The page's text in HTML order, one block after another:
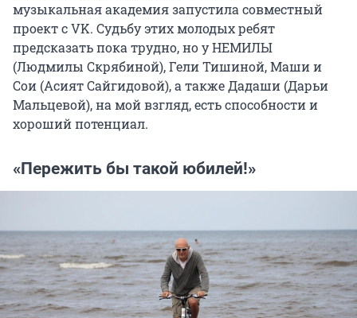
музыкальная академия запустила совместный
проект с VK. Судьбу этих молодых ребят
предсказать пока трудно, но у НЕМИЛЫ
(Людмилы Скрябиной), Гели Тишиной, Маши и
Сои (Асият Сайгидовой), а также Дадаши (Дарьи
Мальцевой), на мой взгляд, есть способности и
хороший потенциал.
«Пережить бы такой юбилей!»